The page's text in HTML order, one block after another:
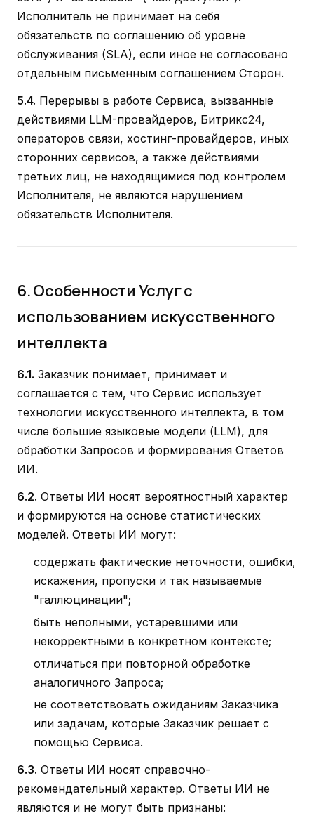
Исполнитель не принимает на себя
обязательств по соглашению об уровне
обслуживания (SLA), если иное не согласовано
отдельным письменным соглашением Сторон.
5.4. Перерывы в работе Сервиса, вызванные
действиями LLM-провайдеров, Битрикс24,
операторов связи, хостинг-провайдеров, иных
сторонних сервисов, а также действиями
третьих лиц, не находящимися под контролем
Исполнителя, не являются нарушением
обязательств Исполнителя.
6. Особенности Услуг с
использованием искусственного
интеллекта
6.1. Заказчик понимает, принимает и
соглашается с тем, что Сервис использует
технологии искусственного интеллекта, в том
числе большие языковые модели (LLM), для
обработки Запросов и формирования Ответов
ИИ.
6.2. Ответы ИИ носят вероятностный характер
и формируются на основе статистических
моделей. Ответы ИИ могут:
содержать фактические неточности, ошибки,
искажения, пропуски и так называемые
"галлюцинации";
быть неполными, устаревшими или
некорректными в конкретном контексте;
отличаться при повторной обработке
аналогичного Запроса;
не соответствовать ожиданиям Заказчика
или задачам, которые Заказчик решает с
помощью Сервиса.
6.3. Ответы ИИ носят справочно-
рекомендательный характер. Ответы ИИ не
являются и не могут быть признаны: